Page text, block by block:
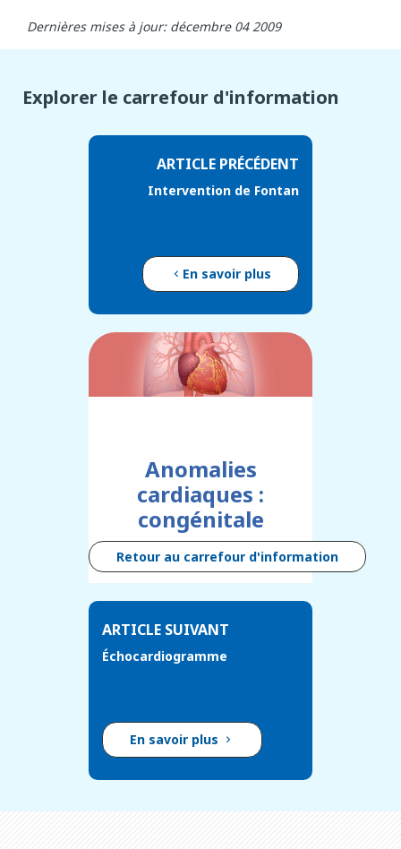
Dernières mises à jour: décembre 04 2009
Explorer le carrefour d'information
ARTICLE PRÉCÉDENT
Intervention de Fontan
En savoir plus
Anomalies
cardiaques :
congénitale
Retour au carrefour d'information
ARTICLE SUIVANT
Échocardiogramme
En savoir plus